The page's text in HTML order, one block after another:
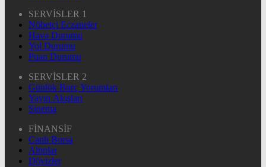
SERVİSLER 1
Nöbetçi Eczaneler
Hava Durumu
Yol Durumu
Puan Durumu
SERVİSLER 2
Günlük Burç Yorumları
Yayın Akışları
Sinema
FİNANSİF
Canlı Borsa
Altınlar
Dövizler